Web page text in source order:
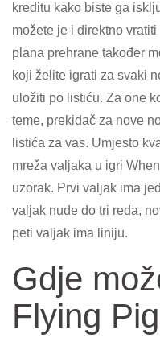
kreditu kako biste ga
možete je i direktno
plana prehrane također
koji želite igrati za svaki
uložiti po listiću. Za one
teme, prekidač za nove
listića za vas. Umjesto
mreža valjaka u igri
uzorak. Prvi valjak ima
valjak nude do tri reda,
peti valjak ima liniju.
Gdje
Flying